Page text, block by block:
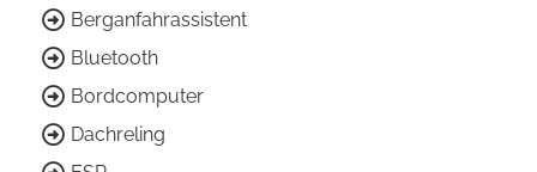
Berganfahrassistent
Bluetooth
Bordcomputer
Dachreling